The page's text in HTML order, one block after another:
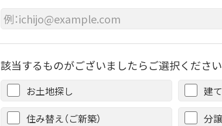
該当するものがございましたらご選択ください
お土地探し
建
住み替え（ご新築）
分